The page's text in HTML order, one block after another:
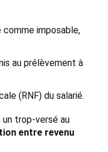
comme imposable,
au prélèvement à
(RNF) du salarié.
un trop-versé au
entre revenu